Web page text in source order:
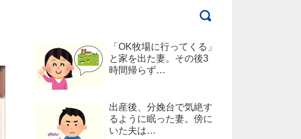
「OK牧場に行ってくる」
と家を出た妻。その後3
時間帰らず…
出産後、分娩台で気絶す
るように眠った妻。傍に
いた夫は…